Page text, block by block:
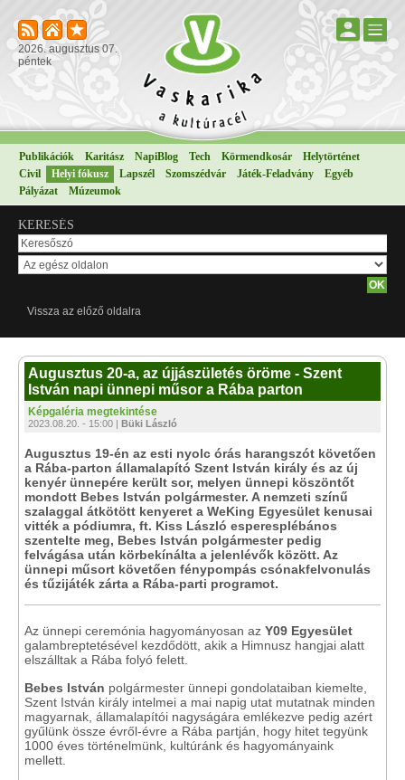
2026. augusztus 07.
péntek
Publikációk Karitász NapiBlog Tech Körmendkosár
Helytörténet
Civil
Helyi fókusz Lapszél Szomszédvár Játék-Feladvány
Egyéb
Pályázat
Múzeumok
KERESÉS
Vissza az előző oldalra
Augusztus 20-a, az újjászületés öröme - Szent
István napi ünnepi műsor a Rába parton
Képgaléria megtekintése
2023.08.20. - 15:00 | Büki László
Augusztus 19-én az esti nyolc órás harangszót követően
a Rába-parton államalapító Szent István király és az új
kenyér ünnepére került sor, melyen ünnepi köszöntőt
mondott Bebes István polgármester. A nemzeti színű
szalaggal átkötött kenyeret a WeKing Egyesület kenusai
vitték a pódiumra, ft. Kiss László esperesplébános
szentelte meg, Bebes István polgármester pedig
felvágása után körbekínálta a jelenlévők között. Az
ünnepi műsort követően fénypompás csónakfelvonulás
és tűzijáték zárta a Rába-parti programot.
Az ünnepi ceremónia hagyományosan az Y09 Egyesület
galambreptetésével kezdődött, akik a Himnusz hangjai alatt
elszálltak a Rába folyó felett.
Bebes István polgármester ünnepi gondolataiban kiemelte,
Szent István király intelmei a mai napig utat mutatnak minden
magyarnak, államalapítói nagyságára emlékezve pedig azért
gyűlünk össze évről-évre a Rába partján, hogy hitet tegyünk
1000 éves történelmünk, kultúránk és hagyományaink
mellett.